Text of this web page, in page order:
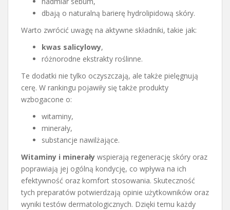
dbają o naturalną barierę hydrolipidową skóry.
Warto zwrócić uwagę na aktywne składniki, takie jak:
kwas salicylowy,
różnorodne ekstrakty roślinne.
Te dodatki nie tylko oczyszczają, ale także pielęgnują
cerę. W rankingu pojawiły się także produkty
wzbogacone o:
witaminy,
minerały,
substancje nawilżające.
Witaminy i minerały wspierają regenerację skóry oraz
poprawiają jej ogólną kondycję, co wpływa na ich
efektywność oraz komfort stosowania. Skuteczność
tych preparatów potwierdzają opinie użytkowników oraz
wyniki testów dermatologicznych. Dzięki temu każdy